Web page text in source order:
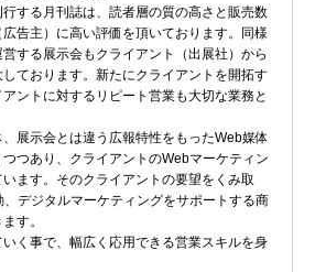
行する月刊誌は、読者層の質の高さと販売数
告主）に高い評価を頂いております。同様
する展示会もクライアント（出展社）から
ております。新たにクライアントを開拓す
ントに対するリピート営業も大切な業務と
、展示会とは違う広報特性をもったWeb媒体
つあり、クライアントのWebマーケティン
ます。そのクライアントの要望をくみ取
デジタルマーケティングをサポートする商
す。
いく事で、幅広く応用できる営業スキルを身